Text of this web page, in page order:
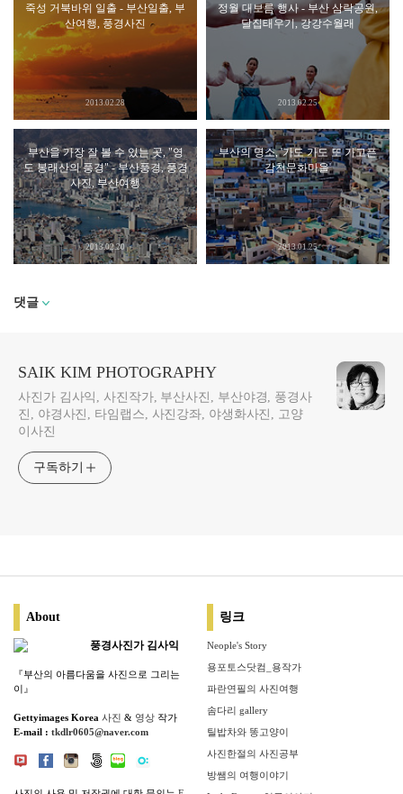
죽성 거북바위 일출 - 부산일출, 부
산여행, 풍경사진
2013.02.28
정월 대보름 행사 - 부산 삼락공원,
달집태우기, 강강수월래
2013.02.25
부산을 가장 잘 볼 수 있는 곳, "영
도 봉래산의 풍경" - 부산풍경, 풍경
사진, 부산여행
2013.02.20
부산의 명소, '가도 가도 또 가고픈
감천문화마을'
2013.01.25
댓글
SAIK KIM PHOTOGRAPHY
사진가 김사익, 사진작가, 부산사진, 부산야경, 풍경사
진, 야경사진, 타임랩스, 사진강좌, 야생화사진, 고양
이사진
구독하기
About
풍경사진가 김사익
『부산의 아름다움을 사진으로 그리는
이』
Gettyimages Korea 사진 & 영상 작가
E-mail : tkdlr0605@naver.com
링크
Neople's Story
용포토스닷컴_용작가
파란연필의 사진여행
솜다리 gallery
틸밥차와 똥고양이
사진한절의 사진공부
방쌤의 여행이야기